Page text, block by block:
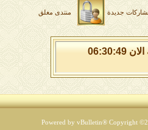
جديدة منتدى مغلق
الاحد 9 من اغسطس 2026 , الساعة الان 06:30:50
Powered by vBulletin® Copyright